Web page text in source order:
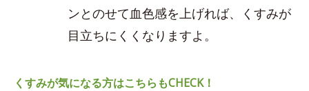
ンとのせて血色感を上げれば、くすみが
目立ちにくくなりますよ。
くすみが気になる方はこちらもCHECK！